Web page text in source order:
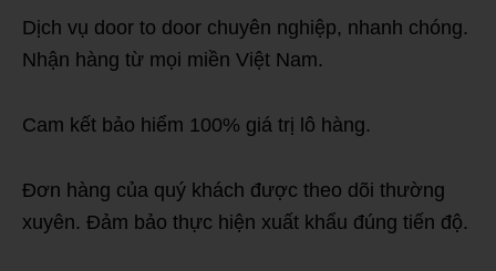
Dịch vụ door to door chuyên nghiệp, nhanh chóng.
Nhận hàng từ mọi miền Việt Nam.
Cam kết bảo hiểm 100% giá trị lô hàng.
Đơn hàng của quý khách được theo dõi thường
xuyên. Đảm bảo thực hiện xuất khẩu đúng tiến độ.